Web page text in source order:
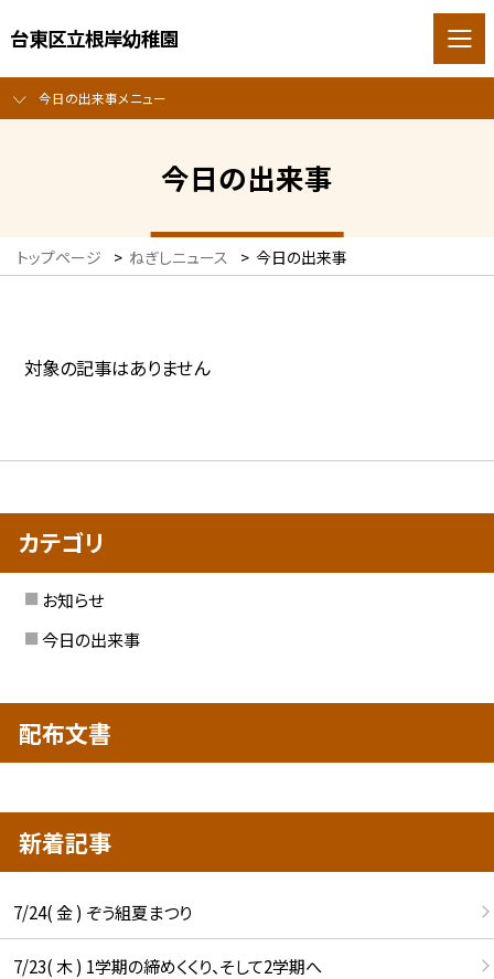
台東区立根岸幼稚園
今日の出来事メニュー
今日の出来事
トップページ > ねぎしニュース > 今日の出来事
対象の記事はありません
カテゴリ
お知らせ
今日の出来事
配布文書
新着記事
7/24( 金 ) ぞう組夏まつり
7/23( 木 ) 1学期の締めくくり、そして2学期へ